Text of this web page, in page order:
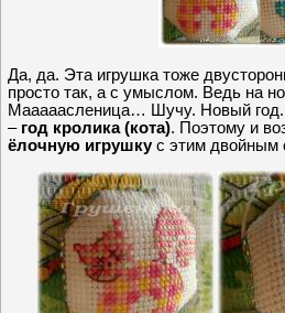
Да, да. Эта игрушка тоже
просто так, а с умыслом. Ведь на
Мааааасленица… Шучу. Новый год.
– год кролика (кота). Поэтому и
ёлочную игрушку с этим двойным